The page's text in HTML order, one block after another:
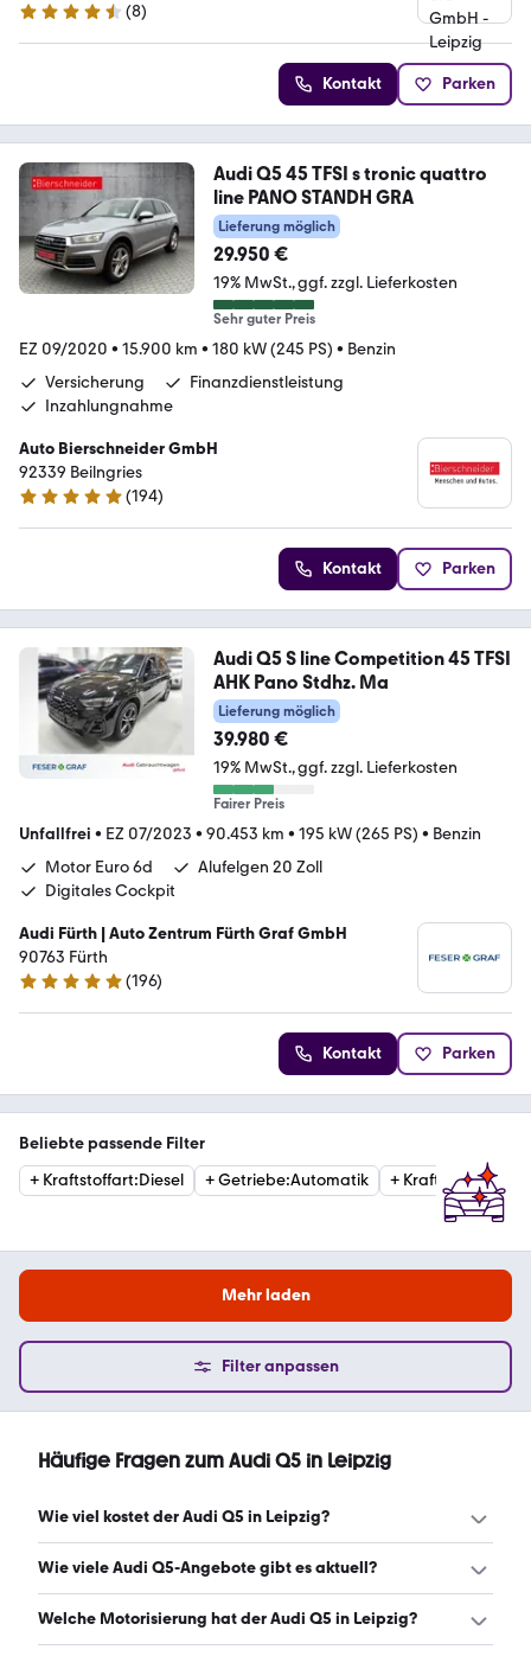
4.3 Sterne
(8)
Kontakt Parken
Audi Q5 45 TFSI s tronic quattro
line PANO STANDH GRA
Lieferung möglich
29.950 €
19% MwSt. ggf. zzgl. Lieferkosten
Sehr guter Preis
EZ 09/2020 • 15.900 km • 180 kW (245 PS) • Benzin
Versicherung
Finanzdienstleistung
Inzahlungnahme
Auto Bierschneider GmbH
92339 Beilngries
4.9 Sterne
(194)
Kontakt Parken
Audi Q5 S line Competition 45 TFSI
AHK Pano Stdhz. Ma
Lieferung möglich
39.980 €
19% MwSt. ggf. zzgl. Lieferkosten
Fairer Preis
Unfallfrei • EZ 07/2023 • 90.453 km • 195 kW (265 PS) • Benzin
Motor Euro 6d
Alufelgen 20 Zoll
Digitales Cockpit
Audi Fürth | Auto Zentrum Fürth Graf GmbH
90763 Fürth
4.8 Sterne
(196)
Kontakt Parken
Beliebte passende Filter
+ Kraftstoffart:Diesel +Getriebe:Automatik + Kraftstoffart:
Mehr laden
Filter anpassen
Häufige Fragen zum Audi Q5 in Leipzig
Wie viel kostet der Audi Q5 in Leipzig?
Ein guter Preis für einen Audi Q5 in Leipzig liegt zwischen
€ monatlich. (Stand: 6.8.2026)
Wie viele Audi Q5-Angebote gibt es aktuell?
Es gibt insgesamt 147 Audi Q5 bei mobile.de, davon 137
Welche Motorisierung hat der Audi Q5 in Leipzig?